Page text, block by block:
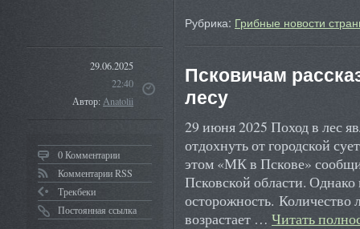
Рубрика: Грибные новости
29.06.2025
22:40
Автор:Anatolii
0 Комментарии
Комментарии RSS
Трекбеки
Постоянная ссылка
Псковичам
лесу
29 июня 2025 Поход в лес
отдохнуть от городской
этом «МК в Пскове»
Псковской области. Однако
осторожность. Количество
возрастает … Читать